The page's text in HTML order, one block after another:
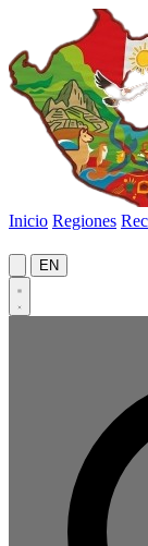
Inicio Regiones
EN